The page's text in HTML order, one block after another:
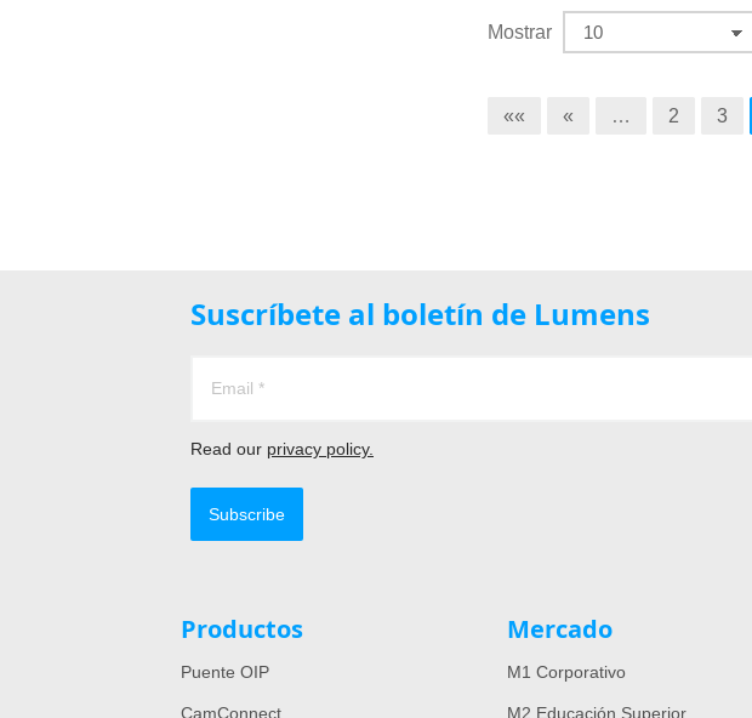
Mostrar
«« « … 2 3
Suscríbete al boletín de Lumens
Read our privacy policy.
Subscribe
Productos
Puente OIP
CamConnect
Mercado
M1 Corporativo
M2 Educación Superior